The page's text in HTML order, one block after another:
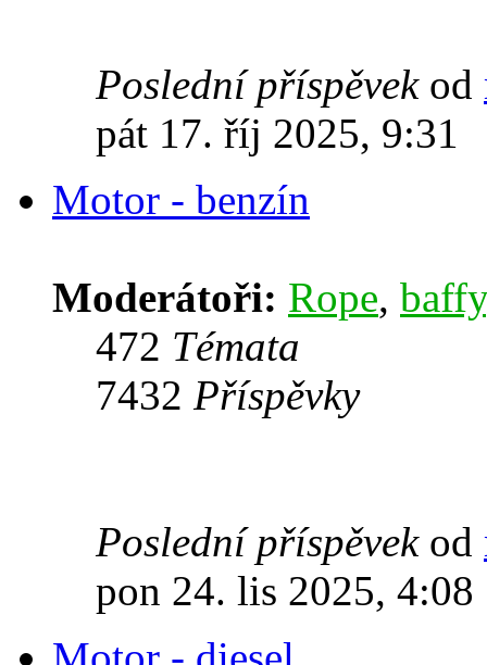
Poslední příspěvekod
pát 17. říj 2025, 9:31
Motor - benzín
Moderátoři: Rope, baffy
472 Témata
7432 Příspěvky
Poslední příspěvekod
pon 24. lis 2025, 4:08